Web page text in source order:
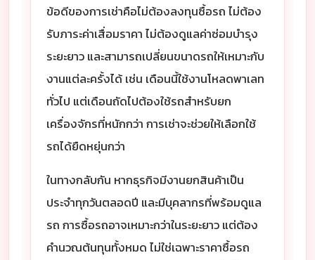
ข้อดีของการเช่าคือไม่ต้องลงทุนซื้อรถ ไม่ต้อง
รับภาระค่าเสื่อมราคา ไม่ต้องดูแลค่าซ่อมบำรุง
ระยะยาว และสามารถเปลี่ยนขนาดรถให้เหมาะกับ
งานแต่ละครั้งได้ เช่น เดือนนี้ใช้งานโหลดพาเลท
ทั่วไป แต่เดือนถัดไปต้องใช้รถสำหรับยก
เครื่องจักรที่หนักกว่า การเช่าจะช่วยให้เลือกใช้
รถได้ยืดหยุ่นกว่า
ในทางกลับกัน หากธุรกิจมีงานยกสินค้าเป็น
ประจำทุกวันตลอดปี และมีบุคลากรที่พร้อมดูแล
รถ การซื้อรถอาจเหมาะกว่าในระยะยาว แต่ต้อง
คำนวณต้นทุนทั้งหมด ไม่ใช่เฉพาะราคาซื้อรถ